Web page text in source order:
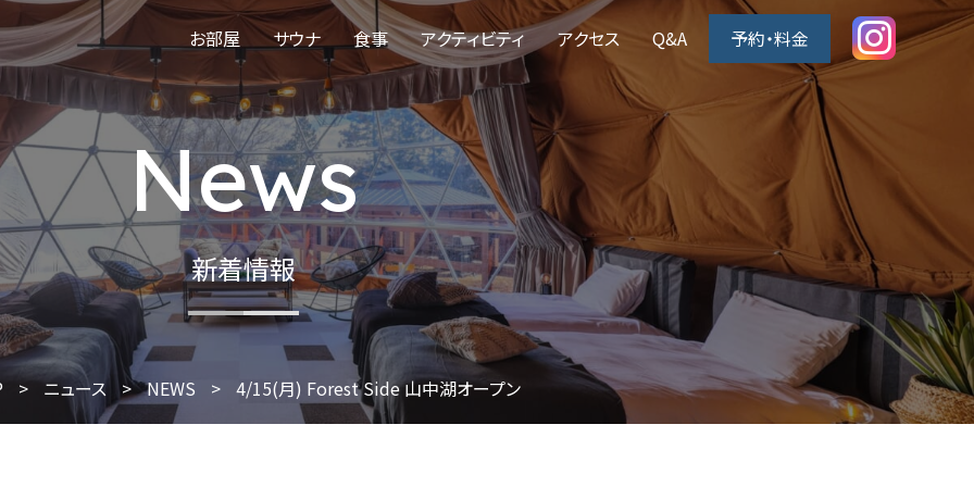
お部屋 サウナ 食事 アクティビティ アクセス Q&A 予約・料金
News
新着情報
> ニュース > NEWS > 4/15(月) Forest Side 山中湖オープン